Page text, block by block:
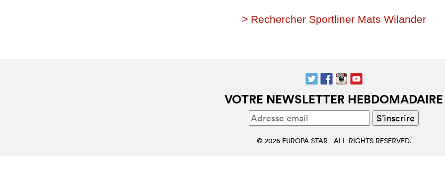
> Rechercher Sportliner Mats Wilander
VOTRE NEWSLETTER HEBDOMADAIRE
© 2026 EUROPA STAR - ALL RIGHTS RESERVED.